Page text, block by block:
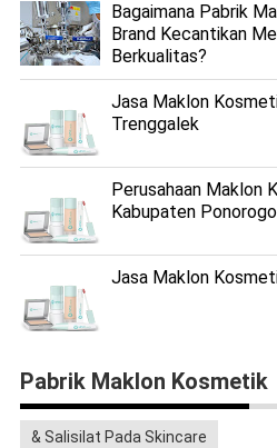
Bagaimana Pabrik
Brand Kecantikan
Berkualitas?
Jasa Maklon
Trenggalek
Perusahaan Maklon
Kabupaten Ponorogo
Jasa Maklon
Pabrik Maklon Kosmetik
& Salisilat Pada Skincare